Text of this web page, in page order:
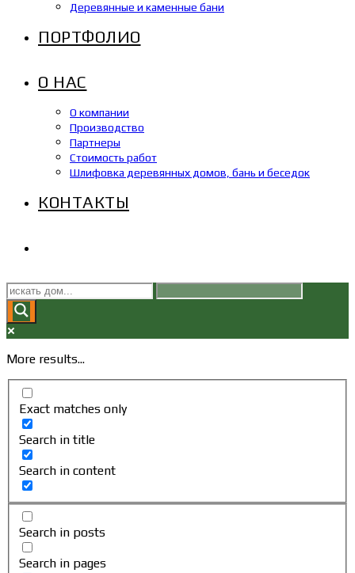
Деревянные и каменные бани
ПОРТФОЛИО
О НАС
О компании
Производство
Партнеры
Стоимость работ
Шлифовка деревянных домов, бань и беседок
КОНТАКТЫ
ПОИСК
ПО
ВЕБ-
More results...
Exact matches only
Search in title
Search in content
Search in posts
Search in pages